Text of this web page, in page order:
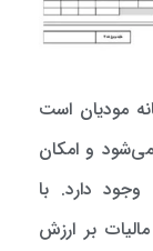
مودیان است
و امکان
دارد. با
بر ارزش